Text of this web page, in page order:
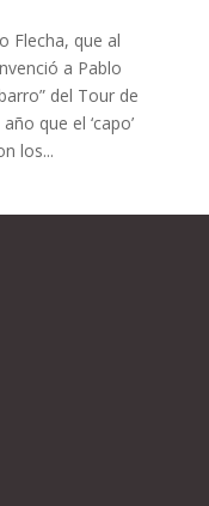
Flecha, que al
a Pablo
del Tour de
que el ‘capo’
los...